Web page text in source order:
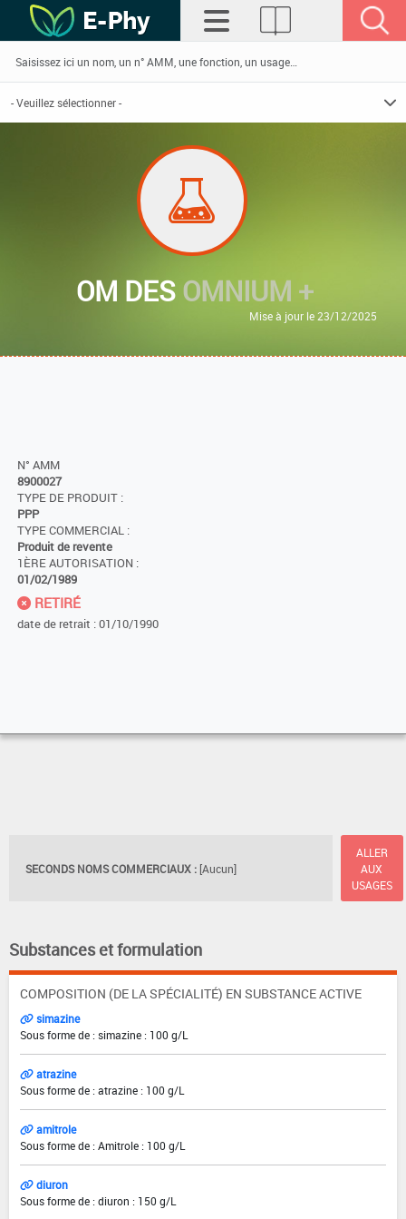
OM DESOMNIUM +
Mise à jour le 23/12/2025
N° AMM
8900027
TYPE DE PRODUIT :
PPP
TYPE COMMERCIAL :
Produit de revente
1ÈRE AUTORISATION :
01/02/1989
RETIRÉ
date de retrait : 01/10/1990
SECONDS NOMS COMMERCIAUX : [Aucun]
ALLER
AUX
USAGES
Substances et formulation
COMPOSITION (DE LA SPÉCIALITÉ) EN SUBSTANCE ACTIVE
simazine
Sous forme de : simazine : 100 g/L
atrazine
Sous forme de : atrazine : 100 g/L
amitrole
Sous forme de : Amitrole : 100 g/L
diuron
Sous forme de : diuron : 150 g/L